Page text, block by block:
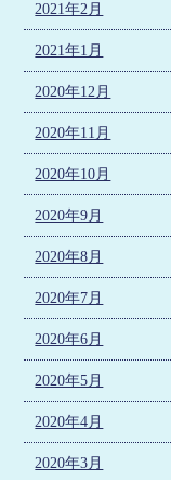
2021年2月
2021年1月
2020年12月
2020年11月
2020年10月
2020年9月
2020年8月
2020年7月
2020年6月
2020年5月
2020年4月
2020年3月